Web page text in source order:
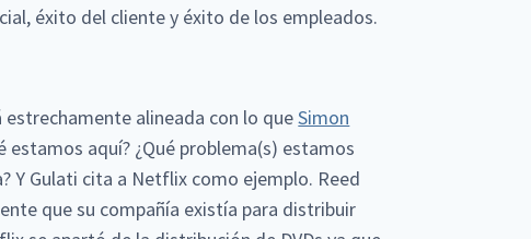
éxito del cliente y éxito de los empleados.
alineada con lo queSimon
estamos aquí? ¿Qué problema(s) estamos
Y Gulati cita a Netflix como ejemplo. Reed
que su compañía existía para distribuir